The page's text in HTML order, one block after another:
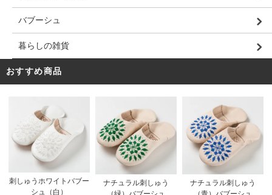
バブーシュ
暮らしの雑貨
おすすめ商品
刺しゅうホワイトバブー
シュ（白）
ナチュラル刺しゅう
ナチュラル刺しゅう